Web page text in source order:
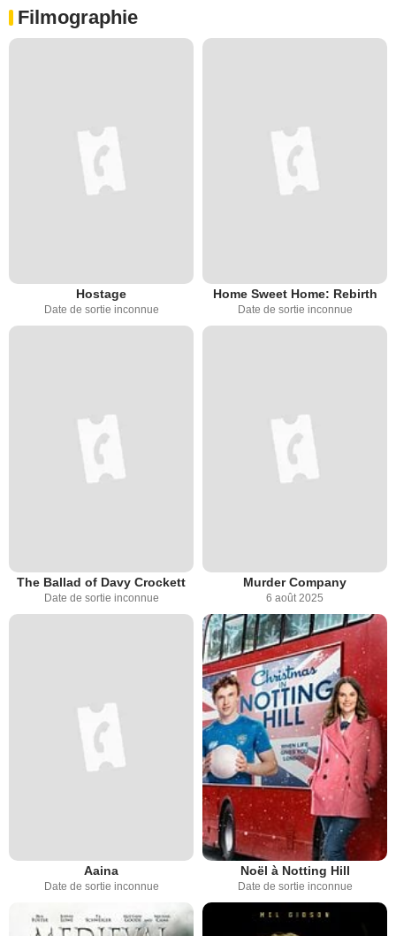
Filmographie
Hostage
Date de sortie inconnue
Home Sweet Home: Rebirth
Date de sortie inconnue
The Ballad of Davy Crockett
Date de sortie inconnue
Murder Company
6 août 2025
Aaina
Date de sortie inconnue
Noël à Notting Hill
Date de sortie inconnue